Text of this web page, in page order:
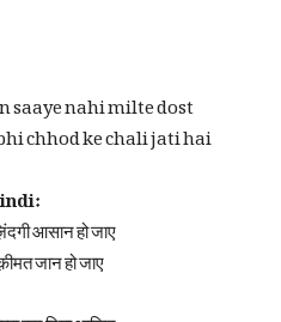
saaye nahi milte dost
chhod ke chali jati hai
आसान हो जाए
जान हो जाए